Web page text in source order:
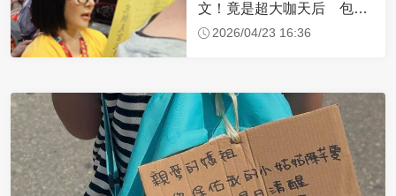
文！竟是超大咖天后 包尿
布忍尿5小時不喊累
2026/04/23 16:36